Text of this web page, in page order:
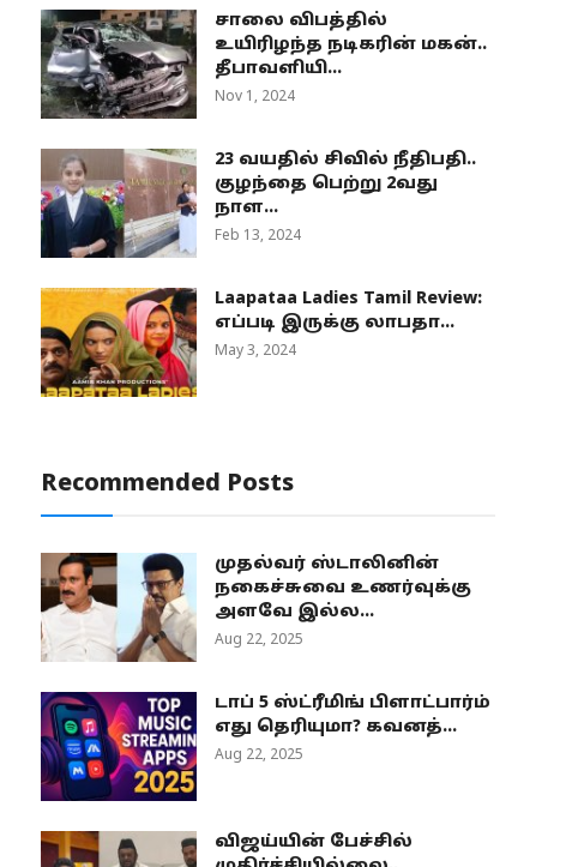
சாலை விபத்தில்
உயிரிழந்த நடிகரின் மகன்..
தீபாவளியி...
Nov 1, 2024
23 வயதில் சிவில் நீதிபதி..
குழந்தை பெற்று 2வது
நாள...
Feb 13, 2024
Laapataa Ladies Tamil Review:
எப்படி இருக்கு லாபதா...
May 3, 2024
Recommended Posts
முதல்வர் ஸ்டாலினின்
நகைச்சுவை உணர்வுக்கு
அளவே இல்ல...
Aug 22, 2025
டாப் 5 ஸ்ட்ரீமிங் பிளாட்பார்ம்
எது தெரியுமா? கவனத்...
Aug 22, 2025
விஜய்யின் பேச்சில்